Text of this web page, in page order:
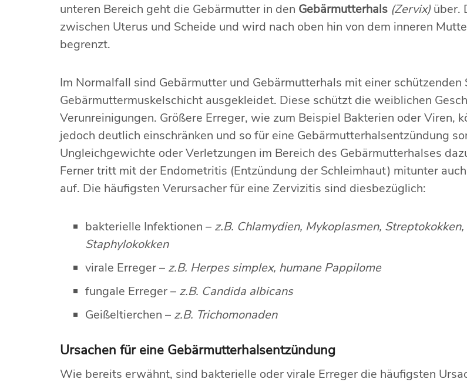
unteren Bereich geht die Gebärmutter in den Gebärmutterhals (Zervix) über.
zwischen Uterus und Scheide und wird nach oben hin von dem inneren
begrenzt.
Im Normalfall sind Gebärmutter und Gebärmutterhals mit einer
Gebärmuttermuskelschicht ausgekleidet. Diese schützt die weiblichen
Verunreinigungen. Größere Erreger, wie zum Beispiel Bakterien oder Viren,
jedoch deutlich einschränken und so für eine Gebärmutterhalsentzündung
Ungleichgewichte oder Verletzungen im Bereich des Gebärmutterhalses
Ferner tritt mit der Endometritis (Entzündung der Schleimhaut) mitunter
auf. Die häufigsten Verursacher für eine Zervizitis sind diesbezüglich:
bakterielle Infektionen – z.B. Chlamydien, Mykoplasmen, Streptokokken,
Staphylokokken
virale Erreger – z.B. Herpes simplex, humane Pappilome
fungale Erreger – z.B. Candida albicans
Geißeltierchen – z.B. Trichomonaden
Ursachen für eine Gebärmutterhalsentzündung
Wie bereits erwähnt, sind bakterielle oder virale Erreger die häufigsten